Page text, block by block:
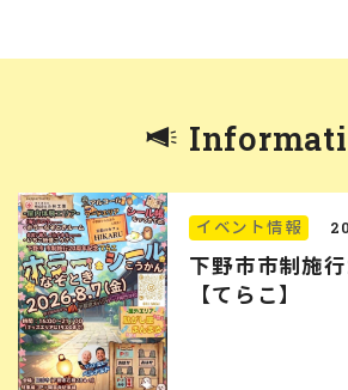
イベント情報
下野市市制施
【てらこ】